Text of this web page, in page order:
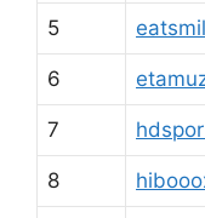
5
6
7
8